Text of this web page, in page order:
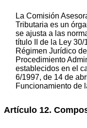
La Comisión
Tributaria es un
se ajusta a las
título II de la Ley
Régimen Jurídico
Procedimiento
establecidos en el
6/1997, de 14 de
Funcionamiento de
Artículo 12.